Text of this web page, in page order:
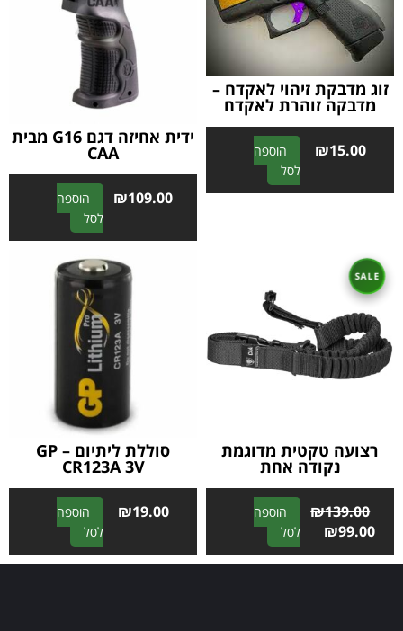
זוג מדבקת זיהוי לאקדח –
מדבקה זוהרת לאקדח
₪15.00
הוספה
לסל
A
l
a
t
v
e
ידית אחיזה דגם G16 מבית
CAA
₪109.00
הוספה
לסל
A
l
t
e
e
:
רצועה טקטית מדוגמת
נקודה אחת
₪139.00
₪99.00
הוספה
לסל
A
l
סוללת ליתיום – GP
CR123A 3V
₪19.00
הוספה
לסל
A
l